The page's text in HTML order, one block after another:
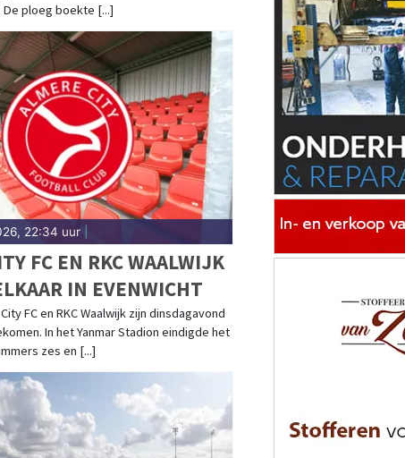
De ploeg boekte [...]
22:34 uur|
FC EN RKC WAALWIJK
IN EVENWICHT
FC en RKC Waalwijk zijn dinsdagavond
In het Yanmar Stadion eindigde het
zes en [...]